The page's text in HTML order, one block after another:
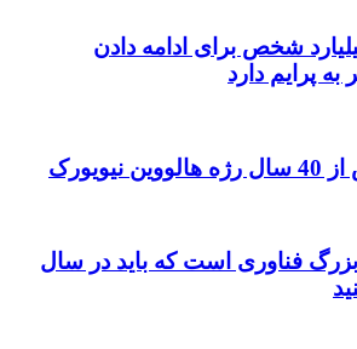
143 میلیارد شخص برای ادامه دادن
به پرایم دارد
بزرگ فناوری است که باید در سال